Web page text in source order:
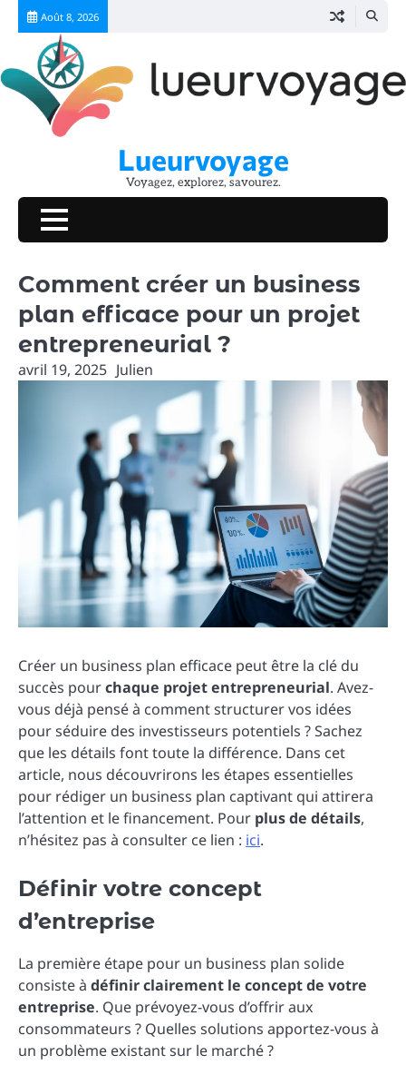
Skip
content
Août 8, 2026
Lueurvoyage
Voyagez, explorez, savourez.
Comment créer un business
plan efficace pour un projet
entrepreneurial ?
avril 19, 2025 Julien
Créer un business plan efficace peut être la clé du
succès pourchaque projet entrepreneurial. Avez-
vous déjà pensé à comment structurer vos idées
pour séduire des investisseurs potentiels ? Sachez
que les détails font toute la différence. Dans cet
article, nous découvrirons les étapes essentielles
pour rédiger un business plan captivant qui attirera
l’attention et le financement. Pour plus de détails,
n’hésitez pas à consulter ce lien : ici.
Définir votre concept
d’entreprise
La première étape pour un business plan solide
consiste à définir clairement le concept de votre
entreprise. Que prévoyez-vous d’offrir aux
consommateurs ? Quelles solutions apportez-vous à
un problème existant sur le marché ?